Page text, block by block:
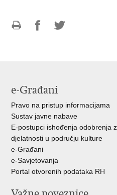
e-Građani
Pravo na pristup informacijama
Sustav javne nabave
E-postupci ishođenja odobrenja
djelatnosti u području kulture
e-Građani
e-Savjetovanja
Portal otvorenih podataka RH